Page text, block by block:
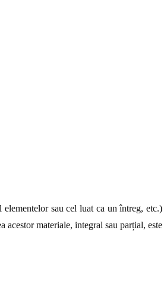
sau cel luat ca un întreg, etc.)
materiale, integral sau parțial, este